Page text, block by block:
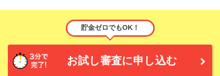
貯金ゼロでもOK！
お試し審査に申し込む